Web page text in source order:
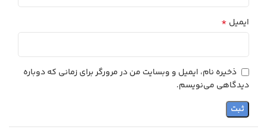
ایمیل *
ذخیره نام، ایمیل و وبسایت من در مرورگر برای زمانی که دوباره
دیدگاهی می‌نویسم.